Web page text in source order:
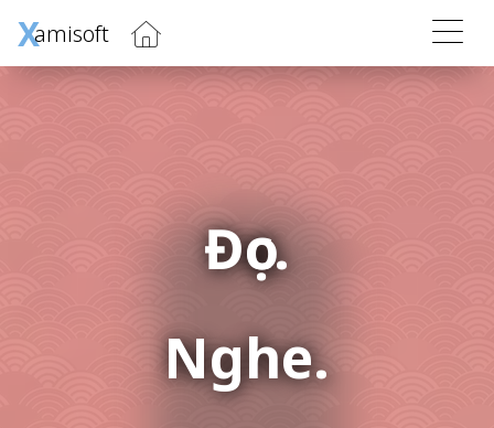
Xamisoft
Đọc.
Nghe.